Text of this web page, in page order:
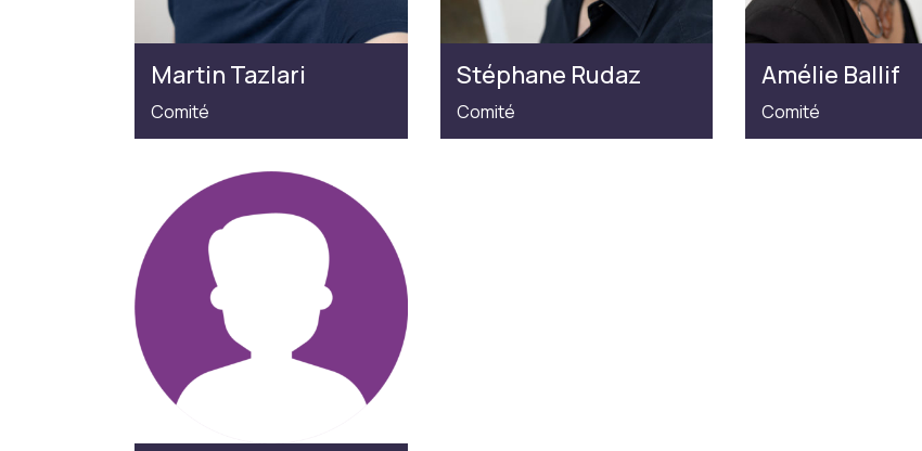
Martin Tazlari
Comité
Stéphane Rudaz
Comité
Amélie Ballif
Comité